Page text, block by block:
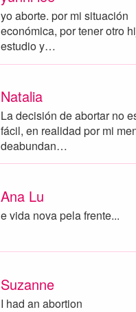
yo aborte. por mi situación
económica, por tener otro
estudio y…
Natalia
La decisión de abortar no
fácil, en realidad por mi
deabundan…
Ana Lu
e vida nova pela frente...
Suzanne
I had an abortion